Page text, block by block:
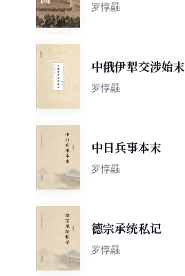
罗惇曧
中俄伊犁交涉始末
罗惇曧
中日兵事本末
罗惇曧
德宗承统私记
罗惇曧